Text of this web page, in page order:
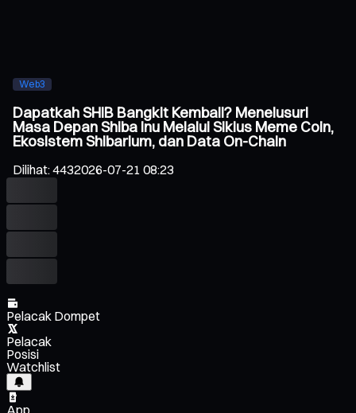
Web3
Dapatkah SHIB Bangkit Kembali? Menelusuri
Masa Depan Shiba Inu Melalui Siklus Meme Coin,
Ekosistem Shibarium, dan Data On-Chain
Dilihat:4432026-07-21 08:23
Pelacak Dompet
Pelacak
Posisi
Watchlist